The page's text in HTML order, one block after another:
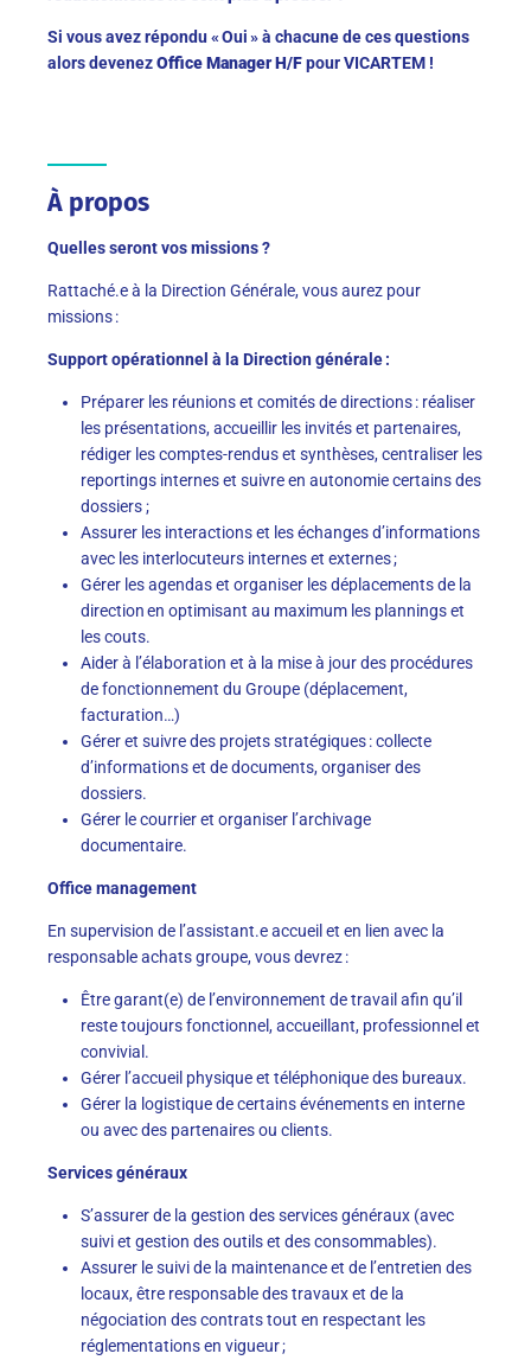
Si vous avez répondu « Oui » à chacune de ces questions
alors devenezOffice ManagerH/Fpour VICARTEM !
À propos
Quelles seront vos missions ?
Rattaché.e à la Direction Générale,vous aurez pour
missions :
Support opérationnel à la Direction générale :
Préparer les réunions et comités de directions : réaliser
les présentations, accueillir les invités et partenaires,
rédiger les comptes-rendus et synthèses, centraliser les
reportings internes et suivre en autonomie certains des
dossiers ;
Assurer les interactions et les échanges d’informations
avec les interlocuteurs internes et externes ;
Gérer les agendas et organiser les déplacements de la
direction en optimisant au maximum les plannings et
les couts.
Aider à l’élaboration et à la mise à jour des procédures
de fonctionnement du Groupe (déplacement,
facturation…)
Gérer et suivre des projets stratégiques : collecte
d’informations et de documents, organiser des
dossiers.
Gérer le courrier et organiser l’archivage
documentaire.
Office management
En supervision de l’assistant.e accueil et en lien avec la
responsable achats groupe, vous devrez :
Être garant(e) de l’environnement de travail afin qu’il
reste toujours fonctionnel, accueillant, professionnel et
convivial.
Gérer l’accueil physique et téléphonique des bureaux.
Gérer la logistique de certains événements en interne
ou avec des partenaires ou clients.
Services généraux
S’assurer de la gestion des services généraux (avec
suivi et gestion des outils et des consommables).
Assurer le suivi de la maintenance et de l’entretien des
locaux, être responsable des travaux et de la
négociation des contrats tout en respectant les
réglementations en vigueur ;